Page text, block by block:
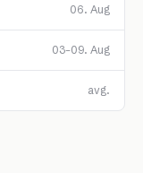
06. Aug
03–09. Aug
avg.